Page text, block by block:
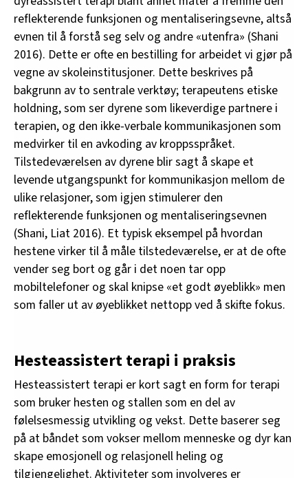
reflekterende funksjonen og mentaliseringsevne, altså
evnen til å forstå seg selv og andre «utenfra» (Shani
2016). Dette er ofte en bestilling for arbeidet vi gjør på
vegne av skoleinstitusjoner. Dette beskrives på
bakgrunn av to sentrale verktøy; terapeutens etiske
holdning, som ser dyrene som likeverdige partnere i
terapien, og den ikke-verbale kommunikasjonen som
medvirker til en avkoding av kroppsspråket.
Tilstedeværelsen av dyrene blir sagt å skape et
levende utgangspunkt for kommunikasjon mellom de
ulike relasjoner, som igjen stimulerer den
reflekterende funksjonen og mentaliseringsevnen
(Shani, Liat 2016). Et typisk eksempel på hvordan
hestene virker til å måle tilstedeværelse, er at de ofte
vender seg bort og går i det noen tar opp
mobiltelefoner og skal knipse «et godt øyeblikk» men
som faller ut av øyeblikket nettopp ved å skifte fokus.
Hesteassistert terapi i praksis
Hesteassistert terapi er kort sagt en form for terapi
som bruker hesten og stallen som en del av
følelsesmessig utvikling og vekst. Dette baserer seg
på at båndet som vokser mellom menneske og dyr kan
skape emosjonell og relasjonell heling og
tilgjengelighet. Aktiviteter som involveres er